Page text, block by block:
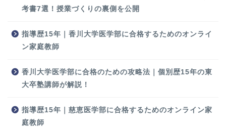
考書7選！授業づくりの裏側を公開
指導歴15年｜香川大学医学部に合格するためのオンライ
ン家庭教師
香川大学医学部に合格のための攻略法｜個別歴15年の東
大卒塾講師が解説！
指導歴15年｜慈恵医学部に合格するためのオンライン家
庭教師